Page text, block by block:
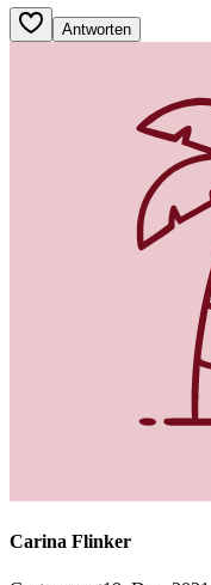
Antworten
Carina Flinker